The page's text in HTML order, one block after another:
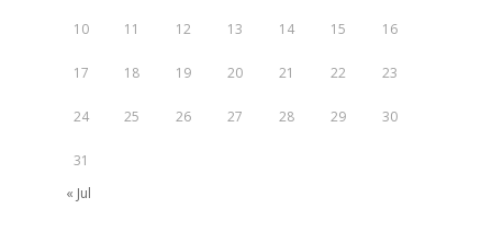
10 11 12 13 14 15 16
17 18 19 20 21 22 23
24 25 26 27 28 29 30
31
« Jul